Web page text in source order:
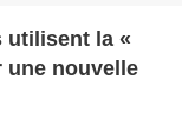
utilisent la «
une nouvelle